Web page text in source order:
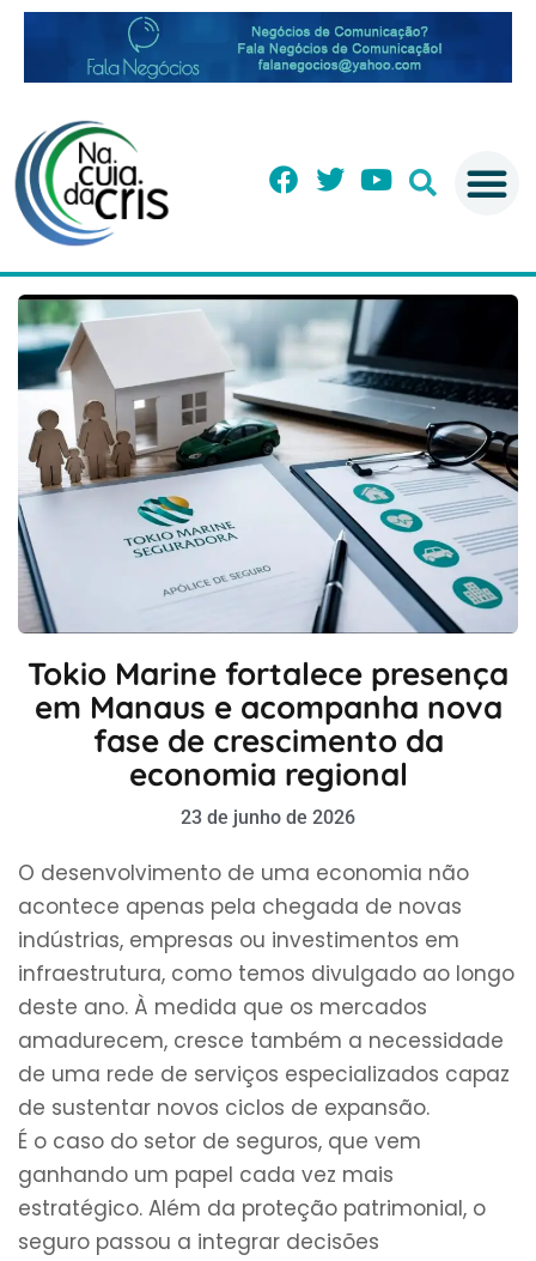
Tokio Marine fortalece presença
em Manaus e acompanha nova
fase de crescimento da
economia regional
23 de junho de 2026
O desenvolvimento de uma economia não
acontece apenas pela chegada de novas
indústrias, empresas ou investimentos em
infraestrutura, como temos divulgado ao longo
deste ano. À medida que os mercados
amadurecem, cresce também a necessidade
de uma rede de serviços especializados capaz
de sustentar novos ciclos de expansão.
É o caso do setor de seguros, que vem
ganhando um papel cada vez mais
estratégico. Além da proteção patrimonial, o
seguro passou a integrar decisões